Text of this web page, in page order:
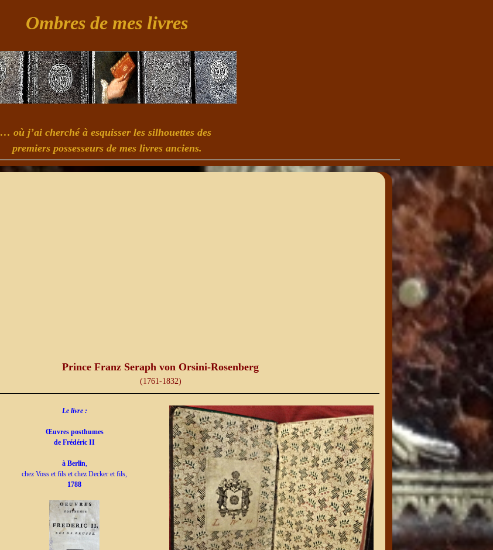
Ombres de mes livres
… où j’ai cherché à esquisser les silhouettes des
premiers possesseurs de mes livres anciens.
Prince Franz Seraph von Orsini-Rosenberg
(1761-1832)
Le livre :
Œuvres posthumes
de Frédéric II
à Berlin,
chez Voss et fils et chez Decker et fils,
1788